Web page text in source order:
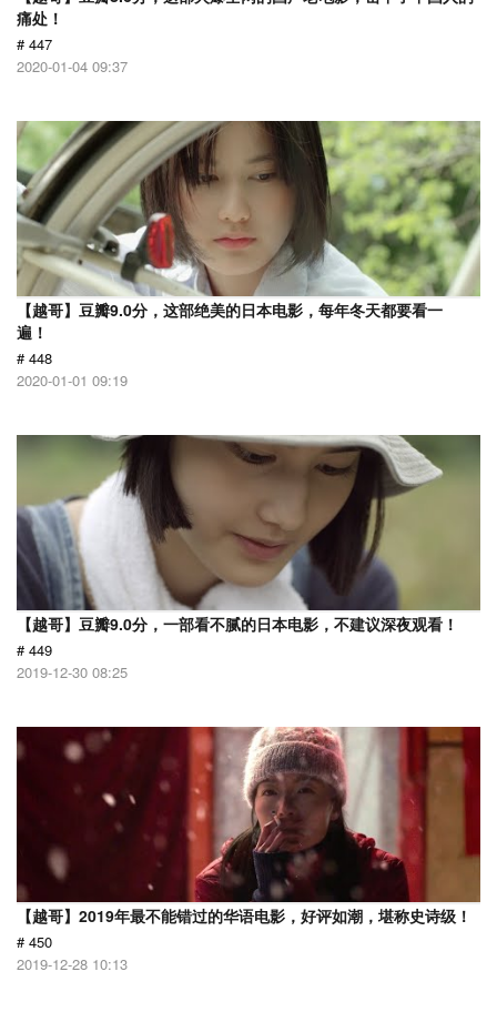
痛处！
# 447
2020-01-04 09:37
【越哥】豆瓣9.0分，这部绝美的日本电影，每年冬天都要看一
遍！
# 448
2020-01-01 09:19
【越哥】豆瓣9.0分，一部看不腻的日本电影，不建议深夜观看！
# 449
2019-12-30 08:25
【越哥】2019年最不能错过的华语电影，好评如潮，堪称史诗级！
# 450
2019-12-28 10:13